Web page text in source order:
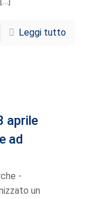
Leggi tutto
aprile
ad
-
un